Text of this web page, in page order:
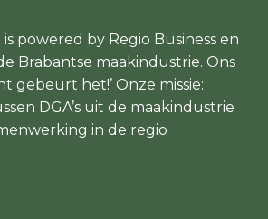
powered by Regio Business en
Brabantse maakindustrie. Ons
gebeurt het!’ Onze missie:
DGA’s uit de maakindustrie
in de regio